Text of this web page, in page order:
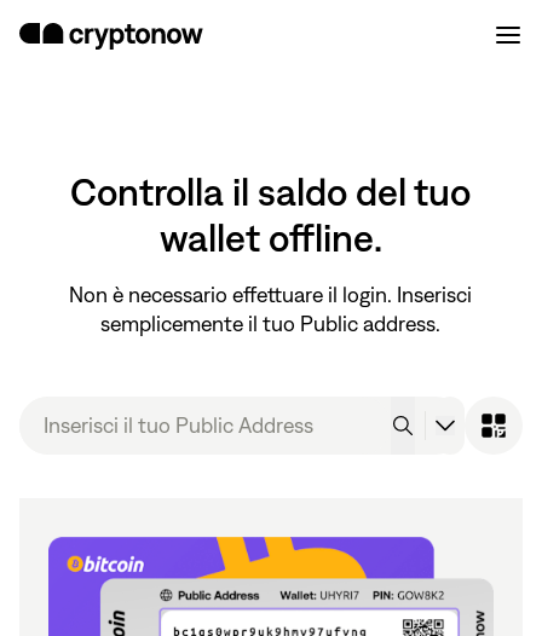
Controlla il saldo del tuo
wallet offline.
Non è necessario effettuare il login. Inserisci
semplicemente il tuo Public address.